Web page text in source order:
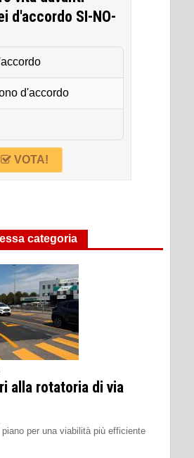
d'accordo SI-NO-
d'accordo
VOTA!
categoria
alla rotatoria di via
per una viabilità più efficiente